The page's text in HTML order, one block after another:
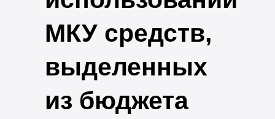
МКУ средств,
выделенных
из бюджета